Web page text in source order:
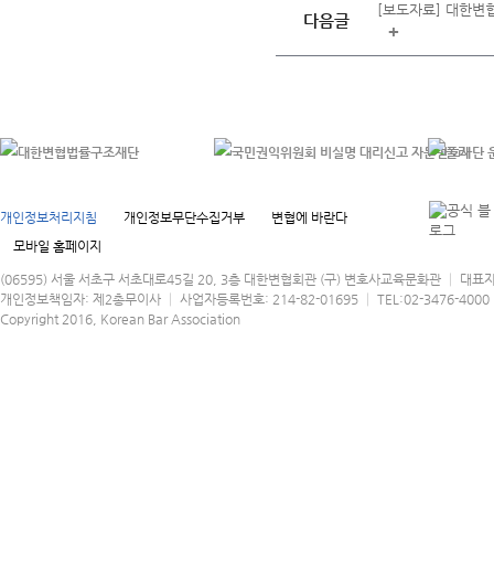
다음글
[보도자료] 대한변
+
개인정보처리지침 개인정보무단수집거부
변협에 바란다
모바일 홈페이지
(06595) 서울 서초구 서초대로45길 20, 3층 대한변협회관 (구) 변호사교육문화관 │ 대표
개인정보책임자: 제2총무이사 │ 사업자등록번호: 214-82-01695 │ TEL:02-3476-
Copyright 2016, Korean Bar Association